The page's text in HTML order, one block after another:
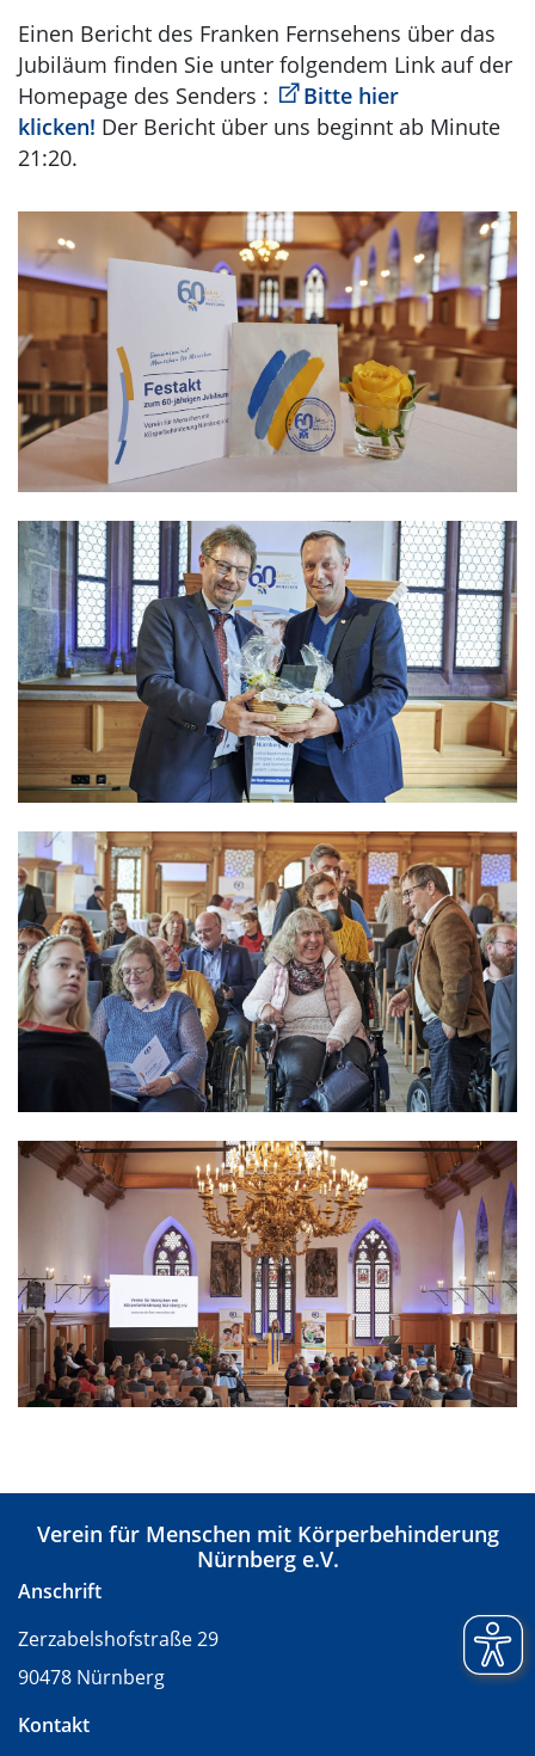
Einen Bericht des Franken Fernsehens über das
Jubiläum finden Sie unter folgendem Link auf der
Homepage des Senders :
Bitte hier
klicken! Der Bericht über uns beginnt ab Minute
21:20.
Anschrift
Zerzabelshofstraße 29
90478 Nürnberg
Kontakt
Verein für Menschen mit Körperbehinderung
Nürnberg e.V.